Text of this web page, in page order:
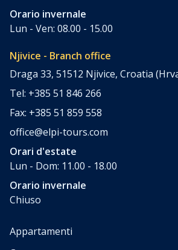
Orario invernale
Lun - Ven: 08.00 - 15.00
Njivice - Branch office
Draga 33, 51512 Njivice, Croatia
Tel: +385 51 846 266
Fax: +385 51 859 558
office@elpi-tours.com
Orari d'estate
Lun - Dom: 11.00 - 18.00
Orario invernale
Chiuso
Appartamenti